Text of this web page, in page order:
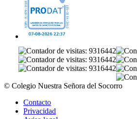
© Colegio Nuestra Señora del Socorro
Contacto
Privacidad